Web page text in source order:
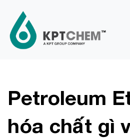
Petroleum
hóa chất gì